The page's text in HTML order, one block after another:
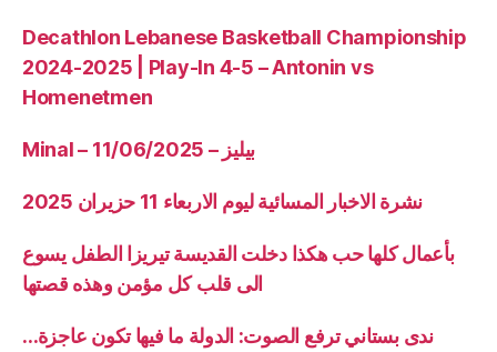
Decathlon Lebanese Basketball Championship
2024-2025 | Play-In 4-5 – Antonin vs
Homenetmen
Minal – 11/06/2025 – بيليز
نشرة الاخبار المسائية ليوم الاربعاء 11 حزيران 2025
بأعمال كلها حب هكذا دخلت القديسة تيريزا الطفل يسوع
الى قلب كل مؤمن وهذه قصتها
ندى بستاني ترفع الصوت: الدولة ما فيها تكون عاجزة…